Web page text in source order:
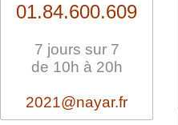
01.84.600.609
7 jours sur 7
de 10h à 20h
2021@nayar.fr